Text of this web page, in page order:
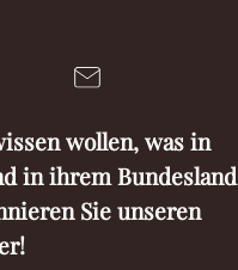
wollen, was in
in ihrem Bundesland
Sie unseren